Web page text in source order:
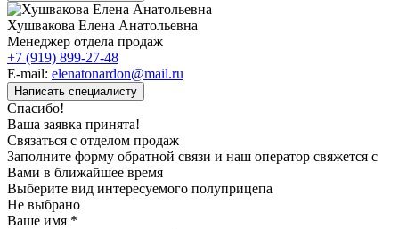
Хушвакова Елена Анатольевна
Менеджер отдела продаж
+7 (919) 899-27-48
E-mail: elenatonardon@mail.ru
Написать специалисту
Спасибо!
Ваша заявка принята!
Связаться с отделом продаж
Заполните форму обратной связи и наш оператор свяжется с
Вами в ближайшее время
Выберите вид интересуемого полуприцепа
Не выбрано
Ваше имя *